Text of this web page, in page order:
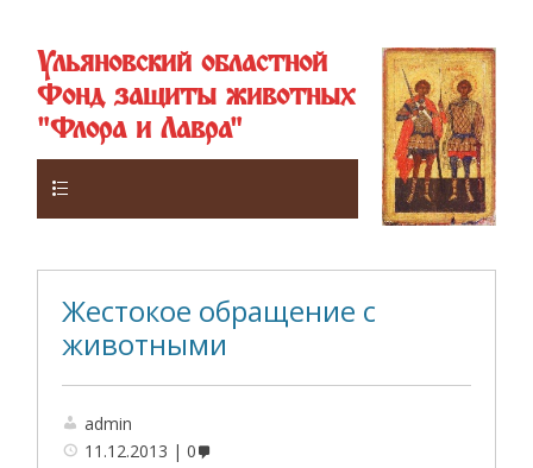
Ульяновский областной
Фонд защиты животных
"Флора и Лавра"
Жестокое обращение с
животными
admin
11.12.2013
0